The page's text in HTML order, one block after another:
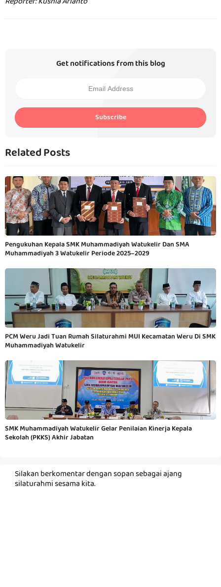
Get notifications from this blog
Subscribe
Related Posts
Pengukuhan Kepala SMK Muhammadiyah Watukelir Dan SMA
Muhammadiyah 3 Watukelir Periode 2025–2029
PCM Weru Jadi Tuan Rumah Silaturahmi MUI Kecamatan Weru Di SMK
Muhammadiyah Watukelir
SMK Muhammadiyah Watukelir Gelar Penilaian Kinerja Kepala
Sekolah (PKKS) Akhir Jabatan
Silakan berkomentar dengan sopan sebagai ajang
silaturahmi sesama kita.